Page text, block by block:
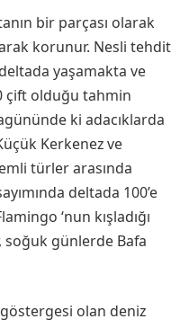
bir parçası olarak
korunur. Nesli tehdit
yaşamakta ve
çift olduğu tahmin
ki adacıklarda
Kerkenez ve
türler arasında
deltada 100’e
‘nun kışladığı
soğuk günlerde Bafa
olan deniz